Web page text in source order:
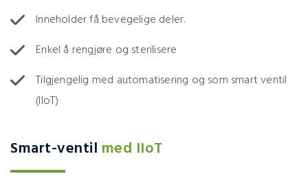
Inneholder få bevegelige deler.
Enkel å rengjøre og sterilisere
Tilgjengelig med automatisering og som smart ventil
(IIoT)
Smart-ventil med IIoT